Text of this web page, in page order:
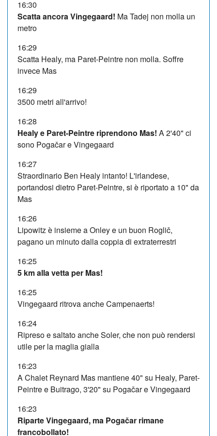
16:30
Scatta ancora Vingegaard! Ma Tadej non molla un
metro
16:29
Scatta Healy, ma Paret-Peintre non molla. Soffre
invece Mas
16:29
3500 metri all'arrivo!
16:28
Healy e Paret-Peintre riprendono Mas! A 2'40" ci
sono Pogačar e Vingegaard
16:27
Straordinario Ben Healy intanto! L'irlandese,
portandosi dietro Paret-Peintre, si è riportato a 10" da
Mas
16:26
Lipowitz è insieme a Onley e un buon Roglič,
pagano un minuto dalla coppia di extraterrestri
16:25
5 km alla vetta per Mas!
16:25
Vingegaard ritrova anche Campenaerts!
16:24
Ripreso e saltato anche Soler, che non può rendersi
utile per la maglia gialla
16:23
A Chalet Reynard Mas mantiene 40" su Healy, Paret-
Peintre e Buitrago, 3'20" su Pogačar e Vingegaard
16:23
Riparte Vingegaard, ma Pogačar rimane
francobollato!